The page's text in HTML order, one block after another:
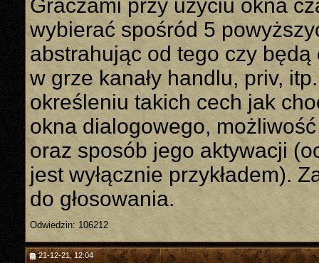
Graczami przy użyciu okna
wybierać spośród 5
abstrahując od tego czy
w grze kanały handlu, priv,
określeniu takich cech jak
okna dialogowego,
oraz sposób jego aktywacji
jest wyłącznie przykładem).
do głosowania.
Odwiedzin: 106212
21-12-21, 12:04